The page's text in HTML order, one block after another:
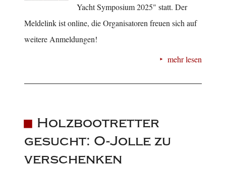
Yacht Symposium 2025" statt. Der
Meldelink ist online, die Organisatoren freuen sich auf
weitere Anmeldungen!
mehr lesen
Holzbootretter
gesucht: O-Jolle zu
verschenken